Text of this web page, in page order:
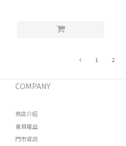
1 2
COMPANY
商店介紹
會員權益
門市資訊